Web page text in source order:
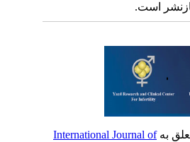
است.
بهInternational Journal of